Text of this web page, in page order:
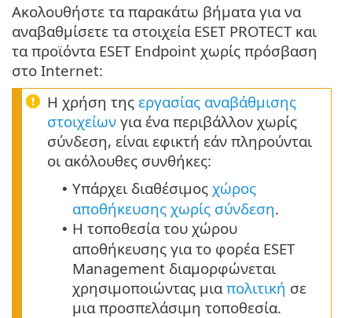
Ακολουθήστε τα παρακάτω βήματα για να
αναβαθμίσετε τα στοιχεία ESET PROTECT και
τα προϊόντα ESET Endpoint χωρίς πρόσβαση
στο Internet:
Η χρήση της εργασίας αναβάθμισης
στοιχείων για ένα περιβάλλον χωρίς
σύνδεση, είναι εφικτή εάν πληρούνται
οι ακόλουθες συνθήκες:
• Υπάρχει διαθέσιμος χώρος
αποθήκευσης χωρίς σύνδεση.
• Η τοποθεσία του χώρου
αποθήκευσης για το φορέα ESET
Management διαμορφώνεται
χρησιμοποιώντας μια πολιτική σε
μια προσπελάσιμη τοποθεσία.